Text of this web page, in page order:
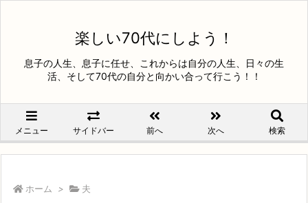
楽しい70代にしよう！
息子の人生、息子に任せ、これからは自分の人生、日々の生
活、そして70代の自分と向かい合って行こう！！
メニュー サイドバー 前へ 次へ 検索
ホーム > 夫